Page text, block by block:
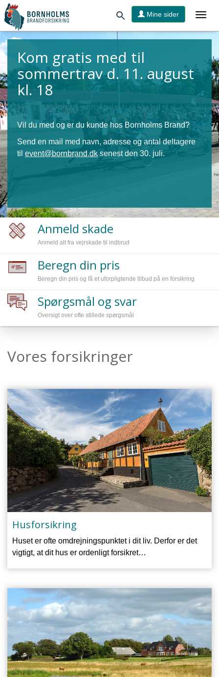
Mine sider
Kom gratis med til
sommertrav d. 11. august
kl. 18
Vil du med og er du kunde hos Bornholms Brand?
Send en mail med navn, adresse og antal deltagere
til event@bornbrand.dk senest den 30. juli.
Anmeld skade
Anmeld alt fra vejrskade til indbrud
Beregn din pris
Beregn din pris og få et uforpligtende tilbud på en forsikring
Spørgsmål og svar
Oversigt over ofte stillede spørgsmål
Vores forsikringer
Husforsikring
Huset er ofte omdrejningspunktet i dit liv. Derfor er det
vigtigt, at dit hus er ordenligt forsikret…